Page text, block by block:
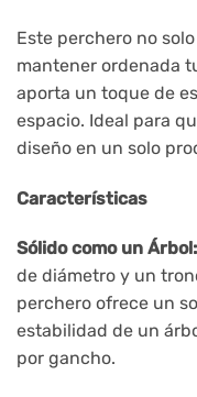
Este perchero no
mantener ordenada
aporta un toque de
espacio. Ideal para
diseño en un solo
Características
Sólido como un Árbol:
de diámetro y un
perchero ofrece un
estabilidad de un
por gancho.